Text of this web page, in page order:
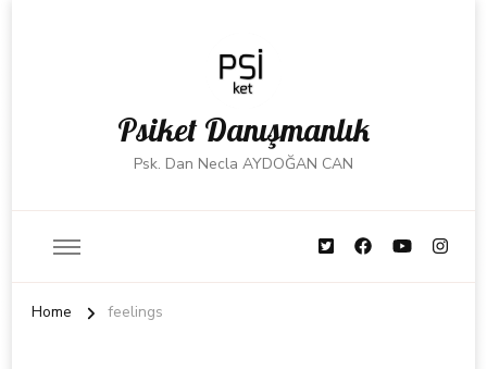
Psiket Danışmanlık
Psk. Dan Necla AYDOĞAN CAN
Home feelings